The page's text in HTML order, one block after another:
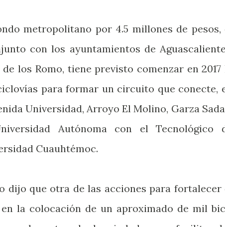
metropolitano por 4.5 millones de pesos,
con los ayuntamientos de
los Romo, tiene previsto comenzar en 2017
para formar un circuito que conecte,
Universidad, Arroyo El Molino, Garza
Autónoma con el Tecnológico
Cuauhtémoc.
dijo que otra de las acciones para fortalecer
la colocación de un aproximado de mil